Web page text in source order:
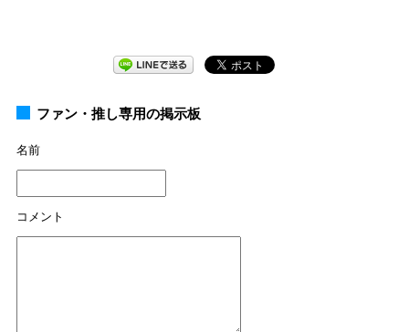
ファン・推し専用の掲示板
名前
コメント